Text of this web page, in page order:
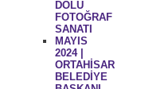
DOLU
FOTOĞRAF
SANATI
MAYIS
2024 |
ORTAHİSAR
BELEDİYE